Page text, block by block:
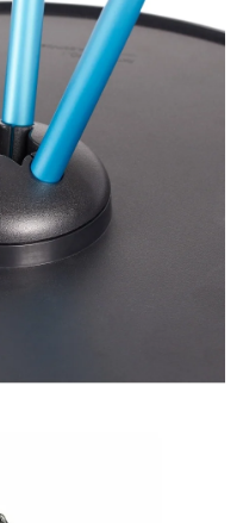
age
or older?